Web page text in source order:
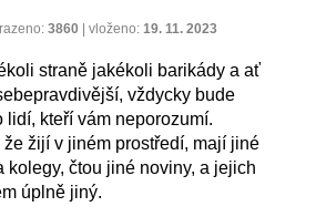
3860 vloženo: 19. 11. 2023
straně jakékoli barikády a ať
vždycky bude
lidí, kteří vám neporozumí.
že žijí v jiném prostředí, mají jiné
kolegy, čtou jiné noviny, a jejich
úplně jiný.